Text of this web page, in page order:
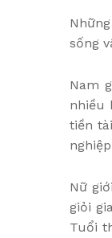
sống
Nam
nhiều
tiền
Nữ
giỏi
Tuổi